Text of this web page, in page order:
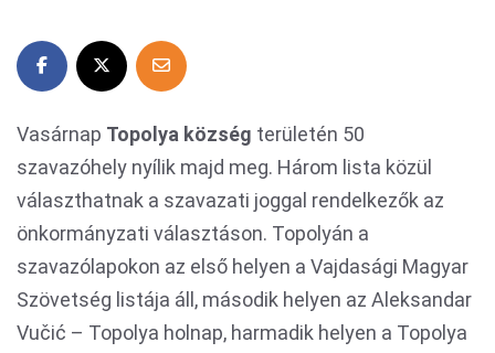
Vasárnap Topolya község területén 50
szavazóhely nyílik majd meg. Három lista közül
választhatnak a szavazati joggal rendelkezők az
önkormányzati választáson. Topolyán a
szavazólapokon az első helyen a Vajdasági Magyar
Szövetség listája áll, második helyen az Aleksandar
Vučić – Topolya holnap, harmadik helyen a Topolya